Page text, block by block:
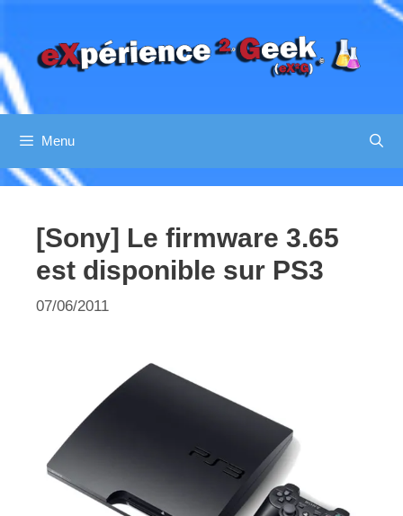
contenu
Menu
[Sony] Le firmware 3.65
est disponible sur PS3
07/06/2011